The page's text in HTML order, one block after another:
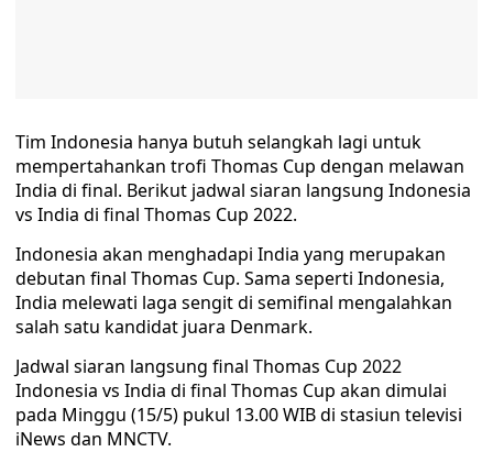
Tim Indonesia hanya butuh selangkah lagi untuk
mempertahankan trofi Thomas Cup dengan melawan
India di final. Berikut jadwal siaran langsung Indonesia
vs India di final Thomas Cup 2022.
Indonesia akan menghadapi India yang merupakan
debutan final Thomas Cup. Sama seperti Indonesia,
India melewati laga sengit di semifinal mengalahkan
salah satu kandidat juara Denmark.
Jadwal siaran langsung final Thomas Cup 2022
Indonesia vs India di final Thomas Cup akan dimulai
pada Minggu (15/5) pukul 13.00 WIB di stasiun televisi
iNews dan MNCTV.